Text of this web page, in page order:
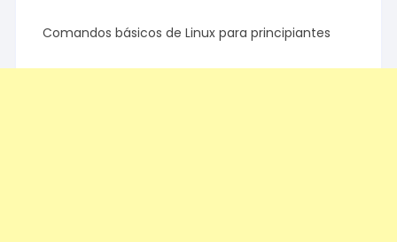
Comandos básicos de Linux para principiantes